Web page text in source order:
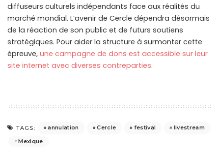
diffuseurs culturels indépendants face aux réalités du
marché mondial. L’avenir de Cercle dépendra désormais
de la réaction de son public et de futurs soutiens
stratégiques. Pour aider la structure à surmonter cette
épreuve, une campagne de dons est accessible sur leur
site internet avec diverses contreparties.
TAGS: annulation Cercle festival
livestream
Mexique